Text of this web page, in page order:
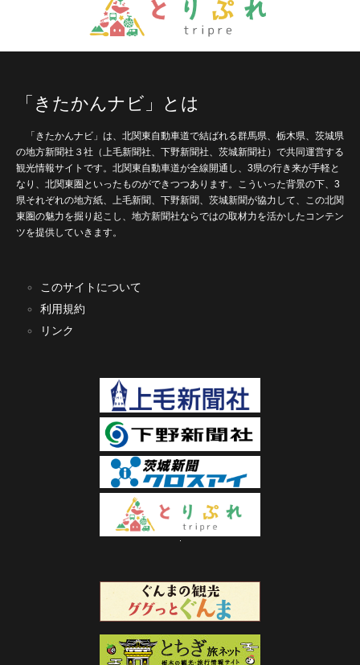
「きたかんナビ」とは
「きたかんナビ」は、北関東自動車道で結ばれる群馬県、栃木県、茨城県
の地方新聞社３社（上毛新聞社、下野新聞社、茨城新聞社）で共同運営する
観光情報サイトです。北関東自動車道が全線開通し、3県の行き来が手軽と
なり、北関東圏といったものができつつあります。こういった背景の下、3
県それぞれの地方紙、上毛新聞、下野新聞、茨城新聞が協力して、この北関
東圏の魅力を掘り起こし、地方新聞社ならではの取材力を活かしたコンテン
ツを提供していきます。
このサイトについて
利用規約
リンク